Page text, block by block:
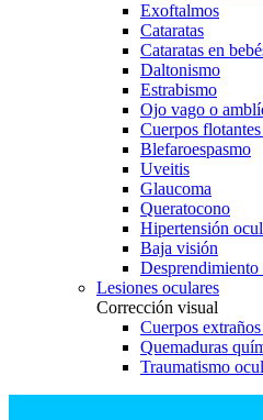
Exoftalmos
Cataratas
Cataratas en
Daltonismo
Estrabismo
Ojo vago o
Cuerpos
Blefaroespasmo
Uveitis
Glaucoma
Queratocono
Hipertensión
Baja visión
Desprendimiento
Lesiones oculares
Corrección visual
Cuerpos
Quemaduras
Traumatismo